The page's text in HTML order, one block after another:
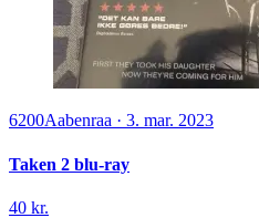
6200Aabenraa · 3. mar. 2023
Taken 2 blu-ray
40 kr.